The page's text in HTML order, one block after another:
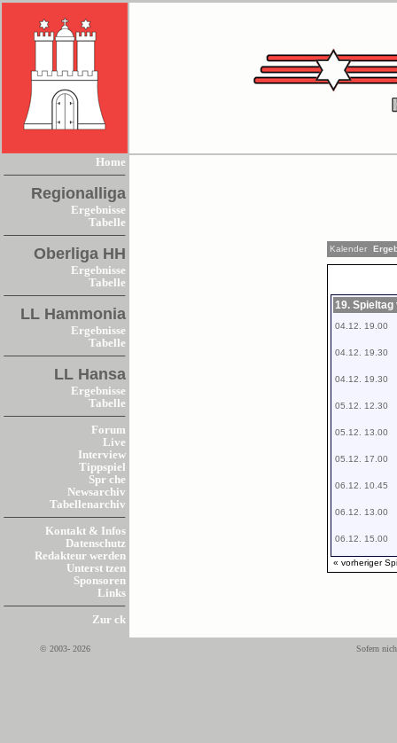
Home
Regionalliga
Ergebnisse
Tabelle
Oberliga HH
Ergebnisse
Tabelle
LL Hammonia
Ergebnisse
Tabelle
LL Hansa
Ergebnisse
Tabelle
Forum
Live
Interview
Tippspiel
Spr che
Newsarchiv
Tabellenarchiv
Kontakt & Infos
Datenschutz
Redakteur werden
Unterst tzen
Sponsoren
Links
Zur ck
Kalender
19.
04.12. 19.00
04.12. 19.30
04.12. 19.30
05.12. 12.30
05.12. 13.00
05.12. 17.00
06.12. 10.45
06.12. 13.00
06.12. 15.00
« vorheriger
© 2003- 2026 Sofern